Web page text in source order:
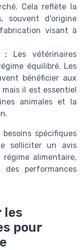
Cela reflète la
souvent d'origine
visant à
: Les vétérinaires
équilibré. Les
bénéficier aux
mais il est essentiel
animales et la
spécifiques
solliciter un avis
alimentaire,
performances
les
pour